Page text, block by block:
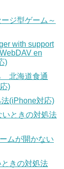
ジ型ゲーム～
with support
en
)
北海道食通
)
(iPhone対応)
いときの対処法
ムが開かない
きの対処法